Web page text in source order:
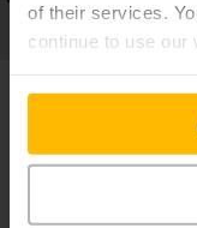
of their services.
continue to use our